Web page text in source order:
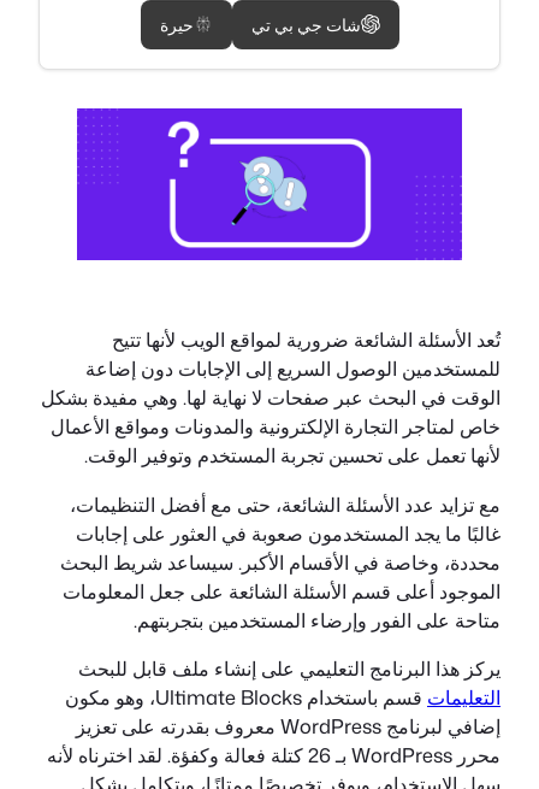
شات جي بي تي حيرة
تُعد الأسئلة الشائعة ضرورية لمواقع الويب لأنها تتيح
للمستخدمين الوصول السريع إلى الإجابات دون إضاعة
الوقت في البحث عبر صفحات لا نهاية لها. وهي مفيدة بشكل
خاص لمتاجر التجارة الإلكترونية والمدونات ومواقع الأعمال
لأنها تعمل على تحسين تجربة المستخدم وتوفير الوقت.
مع تزايد عدد الأسئلة الشائعة، حتى مع أفضل التنظيمات،
غالبًا ما يجد المستخدمون صعوبة في العثور على إجابات
محددة، وخاصة في الأقسام الأكبر. سيساعد شريط البحث
الموجود أعلى قسم الأسئلة الشائعة على جعل المعلومات
متاحة على الفور وإرضاء المستخدمين بتجربتهم.
يركز هذا البرنامج التعليمي على إنشاء ملف قابل للبحث
التعليمات
قسم باستخدام Ultimate Blocks، وهو مكون
إضافي لبرنامج WordPress معروف بقدرته على تعزيز
محرر WordPress بـ 26 كتلة فعالة وكفؤة. لقد اخترناه لأنه